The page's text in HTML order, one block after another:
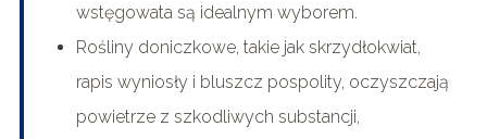
wstęgowata są idealnym wyborem.
Rośliny doniczkowe, takie jak skrzydłokwiat,
rapis wyniosły i bluszcz pospolity, oczyszczają
powietrze z szkodliwych substancji,